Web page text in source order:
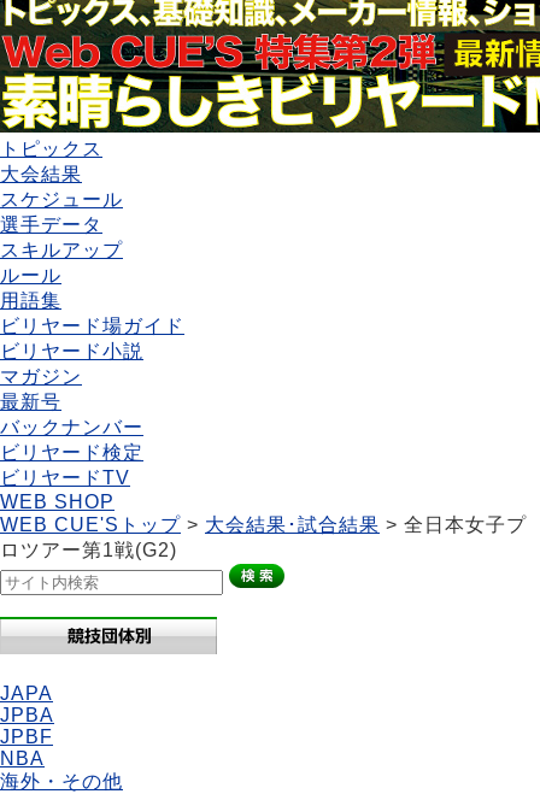
トピックス
大会結果
スケジュール
選手データ
スキルアップ
ルール
用語集
ビリヤード場ガイド
ビリヤード小説
マガジン
最新号
バックナンバー
ビリヤード検定
ビリヤードTV
WEB SHOP
WEB CUE'Sトップ > 大会結果･試合結果 > 全日本女子プ
ロツアー第1戦(G2)
JAPA
JPBA
JPBF
NBA
海外・その他